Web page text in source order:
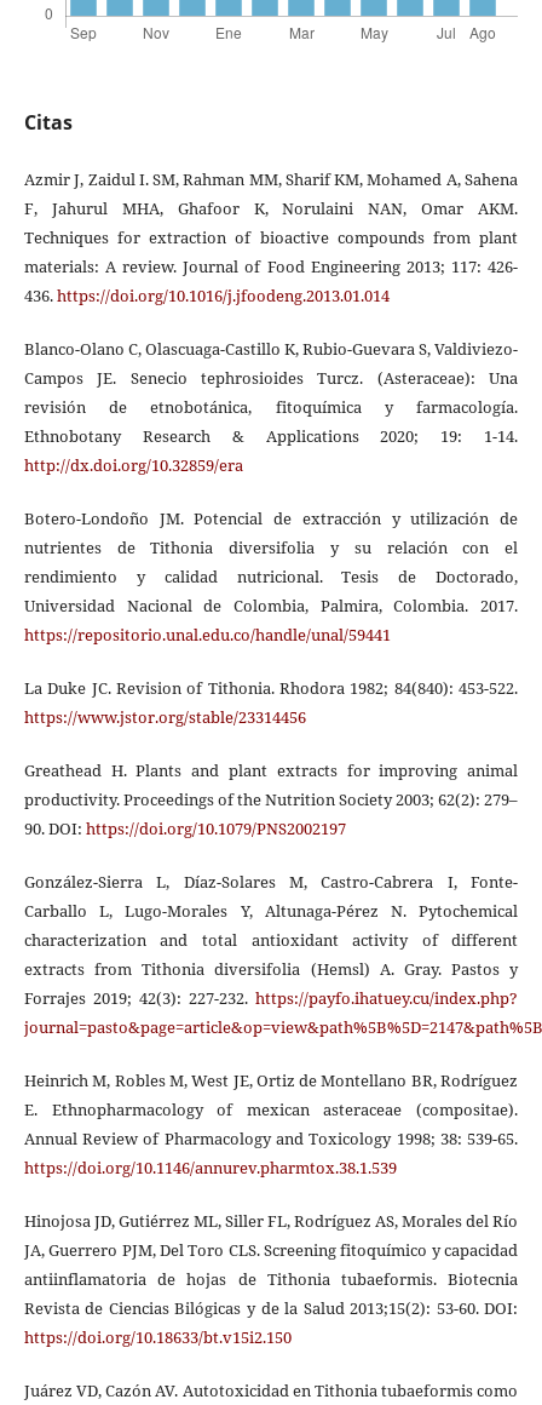
Citas
Azmir J, Zaidul I. SM, Rahman MM, Sharif KM, Mohamed A, Sahena
F, Jahurul MHA, Ghafoor K, Norulaini NAN, Omar AKM.
Techniques for extraction of bioactive compounds from plant
materials: A review. Journal of Food Engineering 2013; 117: 426-
436.https://doi.org/10.1016/j.jfoodeng.2013.01.014
Blanco-Olano C, Olascuaga-Castillo K, Rubio-Guevara S, Valdiviezo-
Campos JE. Senecio tephrosioides Turcz. (Asteraceae): Una
revisión de etnobotánica, fitoquímica y farmacología.
Ethnobotany Research & Applications 2020; 19: 1-14.
http://dx.doi.org/10.32859/era
Botero-Londoño JM. Potencial de extracción y utilización de
nutrientes de Tithonia diversifolia y su relación con el
rendimiento y calidad nutricional. Tesis de Doctorado,
Universidad Nacional de Colombia, Palmira, Colombia. 2017.
https://repositorio.unal.edu.co/handle/unal/59441
La Duke JC. Revision of Tithonia. Rhodora 1982; 84(840): 453-522.
https://www.jstor.org/stable/23314456
Greathead H. Plants and plant extracts for improving animal
productivity. Proceedings of the Nutrition Society 2003; 62(2): 279–
90. DOI: https://doi.org/10.1079/PNS2002197
González-Sierra L, Díaz-Solares M, Castro-Cabrera I, Fonte-
Carballo L, Lugo-Morales Y, Altunaga-Pérez N. Pytochemical
characterization and total antioxidant activity of different
extracts from Tithonia diversifolia (Hemsl) A. Gray. Pastos y
Forrajes 2019; 42(3): 227-232.https://payfo.ihatuey.cu/index.php?
Heinrich M, Robles M, West JE, Ortiz de Montellano BR, Rodríguez
E. Ethnopharmacology of mexican asteraceae (compositae).
Annual Review of Pharmacology and Toxicology 1998; 38: 539-65.
https://doi.org/10.1146/annurev.pharmtox.38.1.539
Hinojosa JD, Gutiérrez ML, Siller FL, Rodríguez AS, Morales del Río
JA, Guerrero PJM, Del Toro CLS. Screening fitoquímico y capacidad
antiinflamatoria de hojas de Tithonia tubaeformis. Biotecnia
Revista de Ciencias Bilógicas y de la Salud 2013;15(2): 53-60. DOI:
https://doi.org/10.18633/bt.v15i2.150
Juárez VD, Cazón AV. Autotoxicidad en Tithonia tubaeformis como